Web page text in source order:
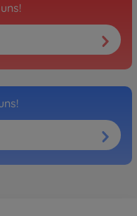
Romeo MiTo M-
S800 Racing
verfügbar